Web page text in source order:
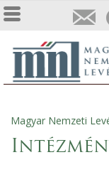
You
are
Magyar Nemzeti